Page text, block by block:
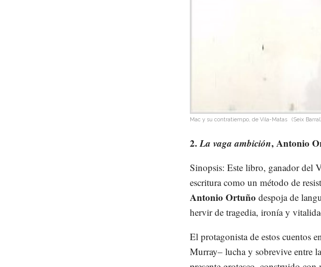
Mac y su contratiempo, de Vila-Matas (Seix
2.La vaga ambición, Antonio
Sinopsis: Este libro, ganador del
escritura como un método de
Antonio Ortuño despoja de
hervir de tragedia, ironía y
El protagonista de estos cuentos
Murray– lucha y sobrevive entre